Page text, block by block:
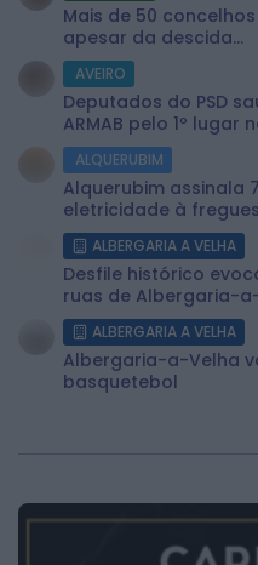
Mais de 50
apesar da descida...
AVEIRO
Deputados do PSD
ARMAB pelo 1º lugar
ALQUERUBIM
Alquerubim assinala
eletricidade à
ALBERGARIA A VELHA
Desfile histórico
ruas de Albergaria-
ALBERGARIA A VELHA
Albergaria-a-Velha
basquetebol